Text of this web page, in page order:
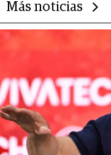
Más noticias